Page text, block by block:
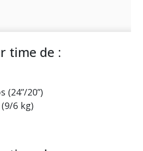
time de :
(24”/20”)
6 kg)